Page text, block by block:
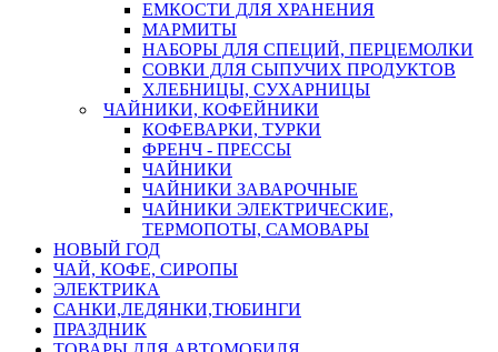
ЕМКОСТИ ДЛЯ ХРАНЕНИЯ
МАРМИТЫ
НАБОРЫ ДЛЯ СПЕЦИЙ, ПЕРЦЕМОЛКИ
СОВКИ ДЛЯ СЫПУЧИХ ПРОДУКТОВ
ХЛЕБНИЦЫ, СУХАРНИЦЫ
ЧАЙНИКИ, КОФЕЙНИКИ
КОФЕВАРКИ, ТУРКИ
ФРЕНЧ - ПРЕССЫ
ЧАЙНИКИ
ЧАЙНИКИ ЗАВАРОЧНЫЕ
ЧАЙНИКИ ЭЛЕКТРИЧЕСКИЕ,
ТЕРМОПОТЫ, САМОВАРЫ
НОВЫЙ ГОД
ЧАЙ, КОФЕ, СИРОПЫ
ЭЛЕКТРИКА
САНКИ,ЛЕДЯНКИ,ТЮБИНГИ
ПРАЗДНИК